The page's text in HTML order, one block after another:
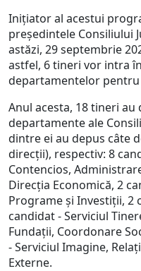
Inițiator al acestui
președintele Consiliului
astăzi, 29 septembrie
astfel, 6 tineri vor intra
departamentelor
Anul acesta, 18 tineri
departamente ale
dintre ei au depus câte
direcții), respectiv: 8
Contencios,
Direcția Economică, 2
Programe și Investiții, 2
candidat - Serviciul
Fundații, Coordonare
- Serviciul Imagine,
Externe.